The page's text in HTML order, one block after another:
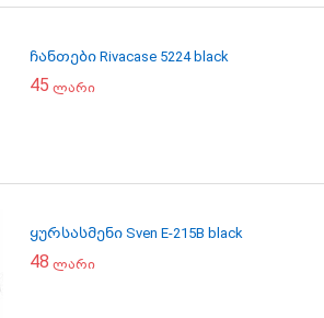
ჩანთები Rivacase 5224 black
45 ლარი
ყურსასმენი Sven E-215B black
48 ლარი